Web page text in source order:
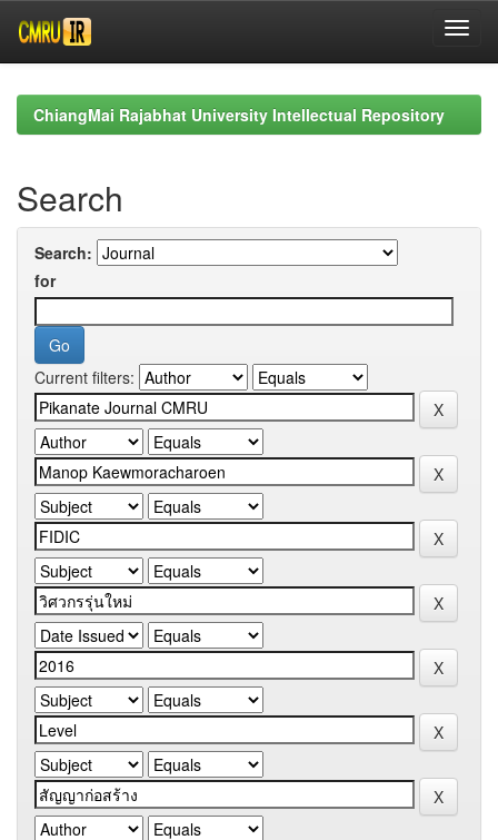
navigationChiangMai Rajabhat University Intellectual Repository
Search
Search:
for
Current filters: